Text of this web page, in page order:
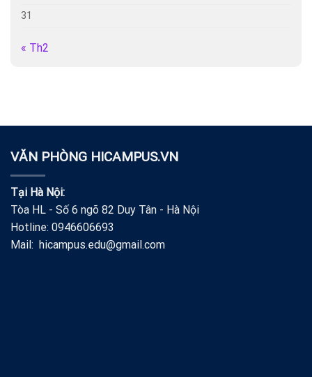
31
« Th2
VĂN PHÒNG HICAMPUS.VN
Tại Hà Nội:
Tòa HL - Số 6 ngõ 82 Duy Tân - Hà Nội
Hotline: 0946606693
Mail: hicampus.edu@gmail.com